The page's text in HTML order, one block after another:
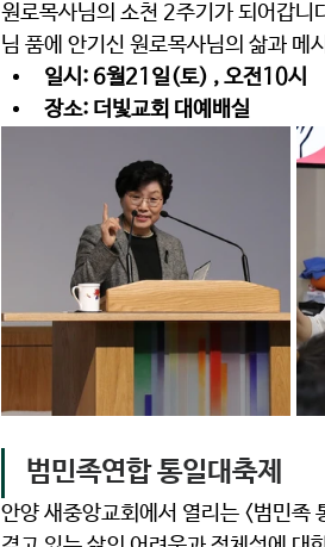
원로목사님의 소천 2주기가 되어갑니
님 품에 안기신 원로목사님의 삶과 메
일시: 6월21일(토) , 오전10시
장소: 더빛교회 대예배실
범민족연합 통일대축제
안양 새중앙교회에서 열리는 <범민족